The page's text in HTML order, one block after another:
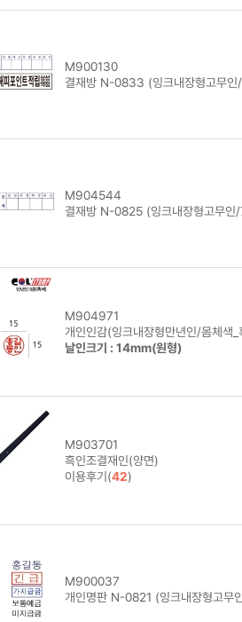
M900130
결재방 N-0833 (잉크내장형고무
M904544
결재방 N-0825 (잉크내장형고무
M904971
개인인감(잉크내장형만년인/몸체
날인크기 : 14mm(원형)
M903701
흑인조결재인(양면)
이용후기(42)
M900037
개인명판 N-0821 (잉크내장형고